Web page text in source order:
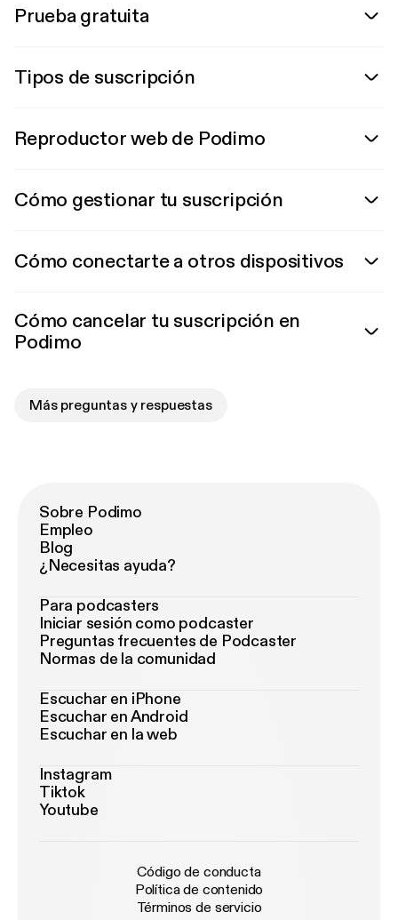
Prueba gratuita
Tipos de suscripción
Reproductor web de Podimo
Cómo gestionar tu suscripción
Cómo conectarte a otros dispositivos
Cómo cancelar tu suscripción en
Podimo
Más preguntas y respuestas
Sobre Podimo
Empleo
Blog
¿Necesitas ayuda?
Para podcasters
Iniciar sesión como podcaster
Preguntas frecuentes de Podcaster
Normas de la comunidad
Escuchar en iPhone
Escuchar en Android
Escuchar en la web
Instagram
Tiktok
Youtube
Código de conducta
Política de contenido
Términos de servicio